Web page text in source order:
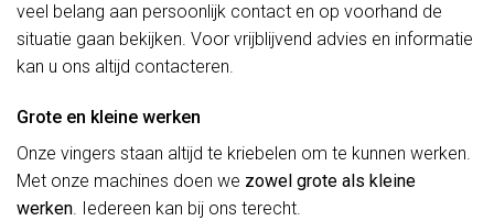
veel belang aan persoonlijk contact en op voorhand de
situatie gaan bekijken. Voor vrijblijvend advies en informatie
kan u ons altijd contacteren.
Grote en kleine werken
Onze vingers staan altijd te kriebelen om te kunnen werken.
Met onze machines doen we zowel grote als kleine
werken. Iedereen kan bij ons terecht.